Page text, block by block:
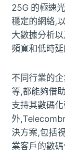
25G 的極速
穩定的網絡,
大數據分析
頻寬和低時延
不同行業的
等,都能夠借
支持其數碼
外
決方案,包括
業客戶的數